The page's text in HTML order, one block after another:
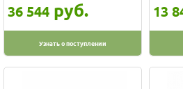
36 544 руб.
Узнать о поступлении
13